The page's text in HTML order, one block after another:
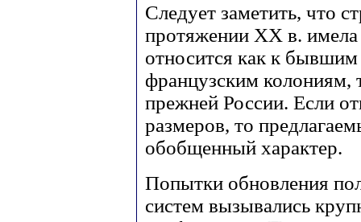
Следует заметить, что
протяжении ХХ в.
относится как к
французским колониям,
прежней России. Если
размеров, то
обобщенный характер.
Попытки обновления
систем вызывались